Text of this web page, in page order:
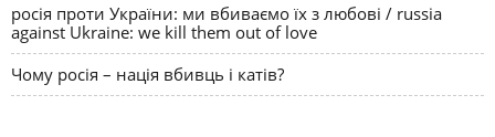
росія проти України: ми вбиваємо їх з любові / russia
against Ukraine: we kill them out of love
Чому росія – нація вбивць і катів?